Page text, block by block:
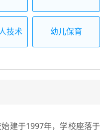
技术
幼儿保育
建于1997年，学校座落于